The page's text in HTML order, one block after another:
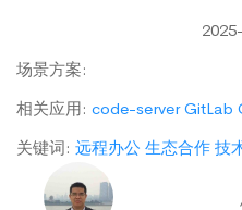
场景方案:
相关应用: code-server GitLab
关键词: 远程办公 生态合作 技